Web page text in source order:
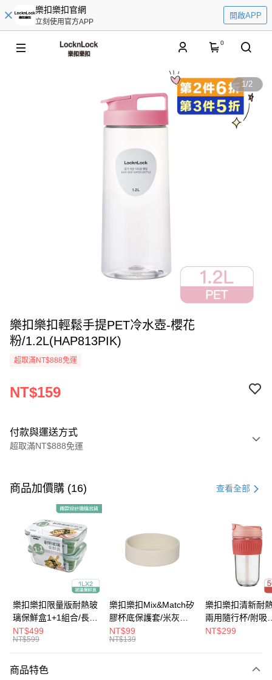
樂扣樂扣官網
立刻使用官方APP
開啟APP
0
1/2
樂扣樂扣輕鬆手提PET冷水壺-櫻花
粉/1.2L(HAP813PIK)
超取滿NT$888免運
NT$159
付款與運送方式
超取滿NT$888免運
信用卡一次付款
Apple Pay
街口支付
大哥付你分期
相關說明
【大哥付你分期使用說明】
1.本服務由台灣大哥大提供，台灣大哥大用戶可立即使用無須另外申請。
成交易。
ATM付款
運送方式
商品加價購 (16) 查看全部
樂扣樂扣限量版耐熱玻
璃保鮮盒1+1組合/長方
形/1L(LLG445KKSP2-
01)
NT$499
NT$599
樂扣樂扣Mix&Match矽
膠杯底保護套/米灰
(BOTTOM-
LHC4343BEG)
NT$99
NT$139
樂扣樂扣清新耐
兩用隨行杯/附吸
管/500ml/粉
NT$299
商品特色